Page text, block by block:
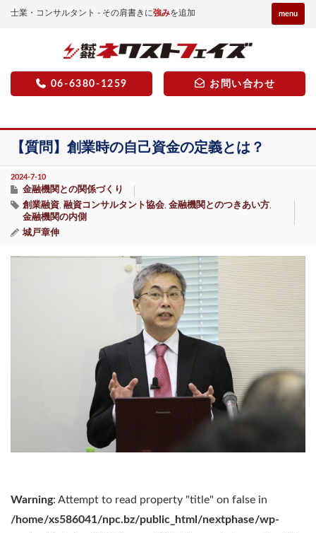
士業・コンサルタント - その肩書きに強みを追加 menu
06-6380-1259 お問い合わせ
【質問】創業時の自己資金の定義とは？
2024-7-10
金融機関との関係づくり
創業融資 融資コンサルタント協会 金融機関とのつきあい方
金融機関の内側
城戸章伸
Warning: Attempt to read property "title" on false in
/home/xs586041/npc.bz/public_html/nextphase/wp-